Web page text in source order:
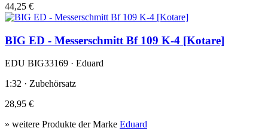
44,25 €
BIG ED - Messerschmitt Bf 109 K-4 [Kotare]
EDU BIG33169 · Eduard
1:32 · Zubehörsatz
28,95 €
» weitere Produkte der Marke Eduard